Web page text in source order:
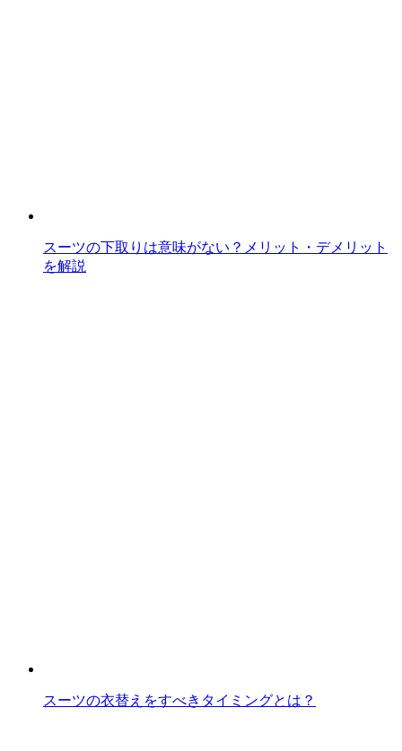
スーツの下取りは意味がない？メリット・デメリット
を解説
スーツの衣替えをすべきタイミングとは？